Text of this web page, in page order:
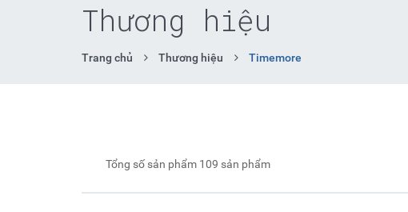
Thương hiệu
Trang chủ Thương hiệu Timemore
Tổng số sản phẩm 109 sản phẩm